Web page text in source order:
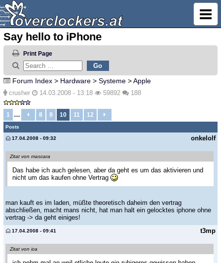
Say hello to iPhone
Print Page
Forum Index > Hardware > Systeme >Apple
crusher 14.03.2008 - 13:18 59892 188
1 … 8 9 10 11 12
Posts
onkelolf
17.04.2008 - 09:32
Zitat von mascara
Das habe ich auch gelesen, aber da geht es um das aktivieren und
nicht um das kaufen ohne Vertrag
man kauft es im laden, müßte theoretisch daheim den vertrag
abschließen, macht mans nicht, hat man halt ein gelocktes iphone ohne
vertrag -> da geht einiges!
t3mp
17.04.2008 - 09:41
Zitat von ica